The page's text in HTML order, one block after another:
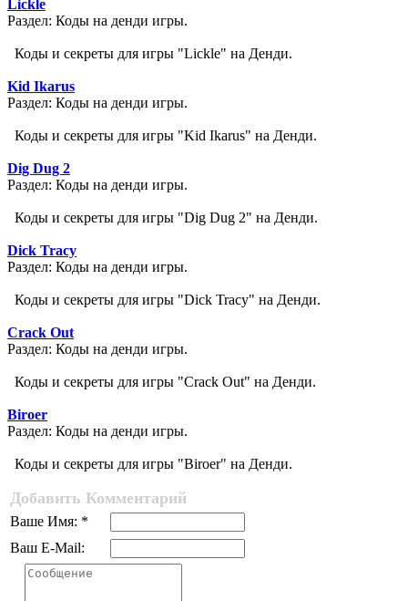
Lickle
Раздел: Коды на денди игры.
Коды и секреты для игры "Lickle" на Денди.
Kid Ikarus
Раздел: Коды на денди игры.
Коды и секреты для игры "Kid Ikarus" на Денди.
Dig Dug 2
Раздел: Коды на денди игры.
Коды и секреты для игры "Dig Dug 2" на Денди.
Dick Tracy
Раздел: Коды на денди игры.
Коды и секреты для игры "Dick Tracy" на Денди.
Crack Out
Раздел: Коды на денди игры.
Коды и секреты для игры "Crack Out" на Денди.
Biroer
Раздел: Коды на денди игры.
Коды и секреты для игры "Biroer" на Денди.
Добавить Комментарий
Ваше Имя: *
Ваш E-Mail: